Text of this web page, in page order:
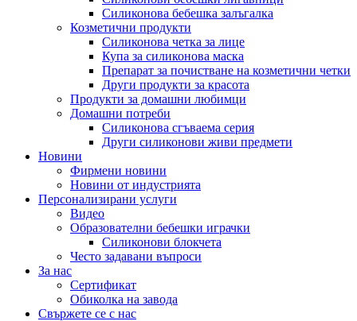
Силиконова бебешка залъгалка
Козметични продукти
Силиконова четка за лице
Купа за силиконова маска
Препарат за почистване на козметични четки
Други продукти за красота
Продукти за домашни любимци
Домашни потреби
Силиконова сгъваема серия
Други силиконови живи предмети
Новини
Фирмени новини
Новини от индустрията
Персонализирани услуги
Видео
Образователни бебешки играчки
Силиконови блокчета
Често задавани въпроси
За нас
Сертификат
Обиколка на завода
Свържете се с нас